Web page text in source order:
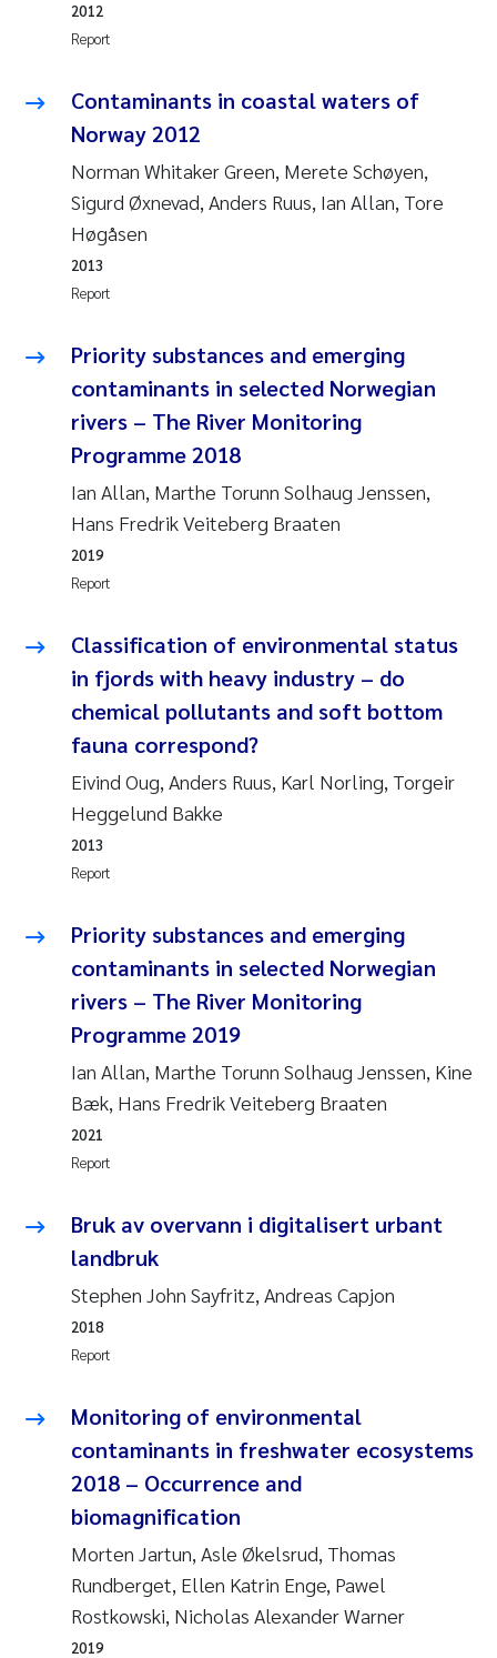
Maia Røst Kile
Birger Skjelbred
Janne Kim Gitmark
Inga Fløisand
Li Xie
Ana Margarida Pinto Costa
Vladyslava Hostyeva
Sondre Meland
Sindre Langaas
Thorjørn Larssen
Merete Schøyen
Elisabeth Støhle Rødland
Elisabeth Lie
Aina Charlotte Wennberg
Camilla With Fagerli
Adam David Lillicrap
Ashenafi Seifu Gragne
Ana Catarina Almeida
Liv Bente Skancke
André Staalstrøm
Belinda Valdecanas
Report
2012
Contaminants in coastal waters of
Norway 2012
Norman Whitaker Green, Merete Schøyen,
Sigurd Øxnevad, Anders Ruus, Ian Allan, Tore
Høgåsen
Report
2013
Priority substances and emerging
contaminants in selected Norwegian
rivers – The River Monitoring
Programme 2018
Ian Allan, Marthe Torunn Solhaug Jenssen,
Hans Fredrik Veiteberg Braaten
Report
2019
Classification of environmental status
in fjords with heavy industry – do
chemical pollutants and soft bottom
fauna correspond?
Eivind Oug, Anders Ruus, Karl Norling, Torgeir
Heggelund Bakke
Report
2013
Priority substances and emerging
contaminants in selected Norwegian
rivers – The River Monitoring
Programme 2019
Ian Allan, Marthe Torunn Solhaug Jenssen, Kine
Bæk, Hans Fredrik Veiteberg Braaten
Report
2021
Bruk av overvann i digitalisert urbant
landbruk
Stephen John Sayfritz, Andreas Capjon
Report
2018
Monitoring of environmental
contaminants in freshwater ecosystems
2018 – Occurrence and
biomagnification
Morten Jartun, Asle Økelsrud, Thomas
Rundberget, Ellen Katrin Enge, Pawel
Rostkowski, Nicholas Alexander Warner
2019